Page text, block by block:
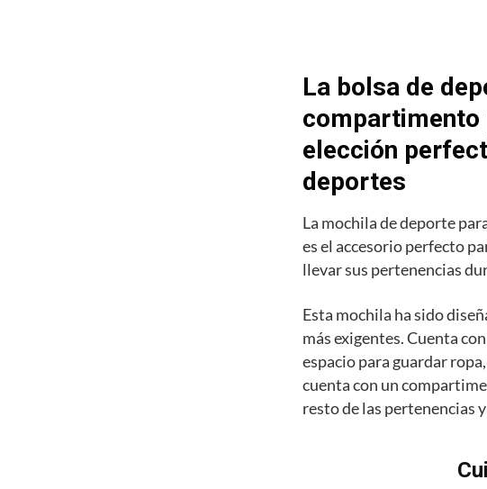
La bolsa de
compartimento
elección
deportes
La mochila de deporte
es el accesorio perfecto
llevar sus pertenencias
Esta mochila ha sido
más exigentes. Cuenta
espacio para guardar
cuenta con un
resto de las pertenencias